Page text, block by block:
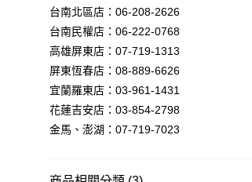
【關於「AFTEE先享後付」】
AFTEE先享後付是「在收到商品之後才付款」
便利好安心！
１．簡單：不需註冊會員、不需綁卡、不需儲值
２．便利：只要手機號碼，簡訊認證，即可結帳
【「AFTEE先享後付」結帳流程】
１．於結帳方式選擇「AFTEE先享後付」後，
付」結帳頁面，進行簡訊認證並確認金額後，
／ATM／網路銀行／等多元方式進行付款，方
ATM付款
運送方式
每筆NT$180，滿NT$5,000(含以上)免運費
台南北區店：06-208-2626
台南民權店：06-222-0768
高雄屏東店：07-719-1313
屏東恆春店：08-889-6626
宜蘭羅東店：03-961-1431
花蓮吉安店：03-854-2798
金馬、澎湖：07-719-7023